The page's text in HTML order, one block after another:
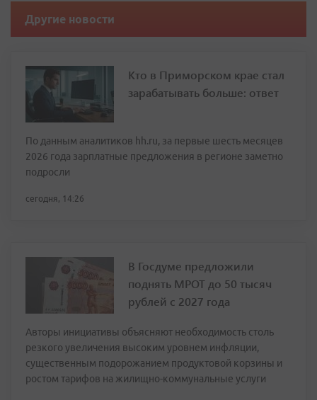
Другие новости
Кто в Приморском крае стал
зарабатывать больше: ответ
По данным аналитиков hh.ru, за первые шесть месяцев
2026 года зарплатные предложения в регионе заметно
подросли
сегодня, 14:26
В Госдуме предложили
поднять МРОТ до 50 тысяч
рублей с 2027 года
Авторы инициативы объясняют необходимость столь
резкого увеличения высоким уровнем инфляции,
существенным подорожанием продуктовой корзины и
ростом тарифов на жилищно-коммунальные услуги